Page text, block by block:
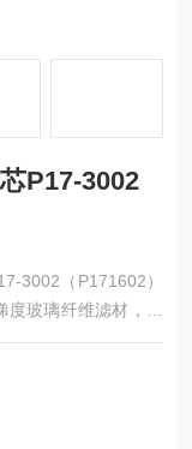
P17-3002
3002（P171602）
玻璃纤维滤材，外
，额定流量 300L/m
** 设计，用于深度
物